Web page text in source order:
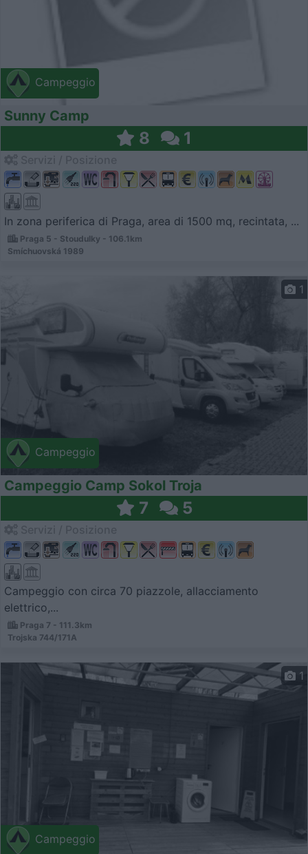
Campeggio
Sunny Camp
8 1
In zona periferica di Praga, area di 1500 mq, recintata, ...
Praga 5 - Stoudulky - 106.1km
Smíchuovská 1989
Campeggio
1
Campeggio Camp Sokol Troja
7 5
Campeggio con circa 70 piazzole, allacciamento
elettrico,...
Praga 7 - 111.3km
Trojska 744/171A
Campeggio
1